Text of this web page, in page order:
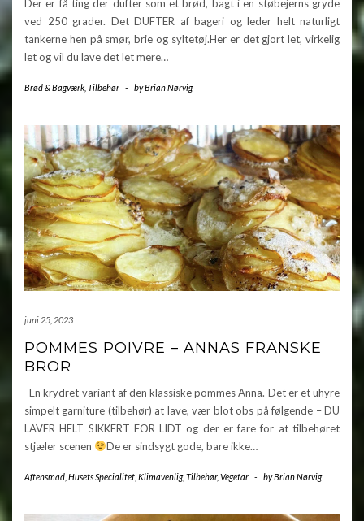
Der er få ting der dufter som et brød, bagt i en støbejerns gryde
ved 250 grader. Det DUFTER af bageri og leder helt naturligt
tankerne hen på smør, brie og syltetøj.Her er det gjort let, virkelig
let og vil du lave det let mere…
Brød & Bagværk Tilbehør - byBrian Nørvig
juni 25, 2023
POMMES POIVRE – ANNAS FRANSKE
BROR
En krydret variant af den klassiske pommes Anna. Det er et uhyre
simpelt garniture (tilbehør) at lave, vær blot obs på følgende – DU
LAVER HELT SIKKERT FOR LIDT og der er fare for at tilbehøret
stjæler scenen
De er sindsygt gode, bare ikke…
Aftensmad Husets Specialitet Klimavenlig, Tilbehør, Vegetar - byBrian Nørvig